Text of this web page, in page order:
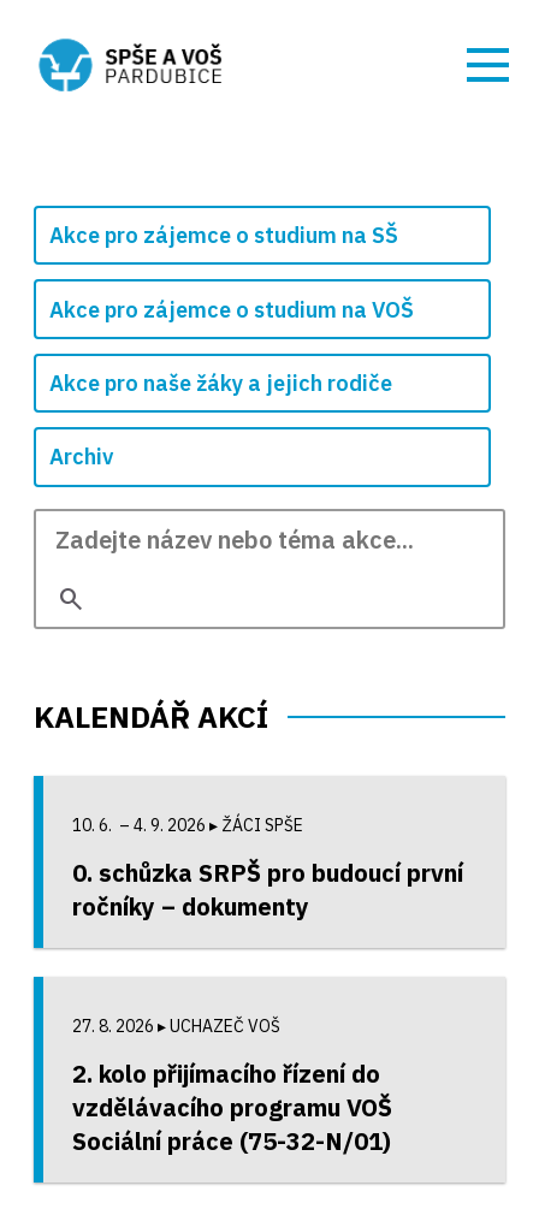
Akce pro zájemce o studium na SŠ
Akce pro zájemce o studium na VOŠ
Akce pro naše žáky a jejich rodiče
Archiv
search
KALENDÁŘ AKCÍ
10. 6. – 4. 9. 2026 ▸ ŽÁCI SPŠE
0. schůzka SRPŠ pro budoucí první
ročníky – dokumenty
27. 8. 2026 ▸ UCHAZEČ VOŠ
2. kolo přijímacího řízení do
vzdělávacího programu VOŠ
Sociální práce (75-32-N/01)